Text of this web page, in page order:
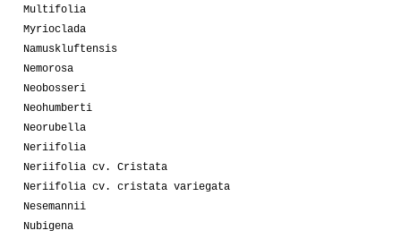
Multifolia
Myrioclada
Namuskluftensis
Nemorosa
Neobosseri
Neohumberti
Neorubella
Neriifolia
Neriifolia cv. Cristata
Neriifolia cv. cristata variegata
Nesemannii
Nubigena